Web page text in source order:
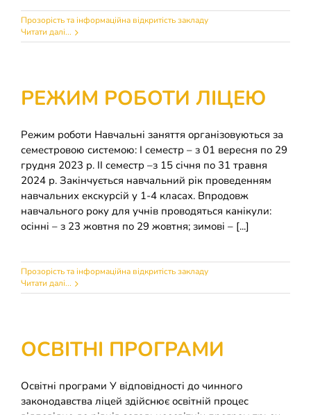
Прозорість та інформаційна відкритість закладу
Читати далі...
РЕЖИМ РОБОТИ ЛІЦЕЮ
Режим роботи Навчальні заняття організовуються за
семестровою системою: І семестр – з 01 вересня по 29
грудня 2023 р. ІІ семестр –з 15 січня по 31 травня
2024 р. Закінчується навчальний рік проведенням
навчальних екскурсій у 1-4 класах. Впродовж
навчального року для учнів проводяться канікули:
осінні – з 23 жовтня по 29 жовтня; зимові – [...]
Прозорість та інформаційна відкритість закладу
Читати далі...
ОСВІТНІ ПРОГРАМИ
Освітні програми У відповідності до чинного
законодавства ліцей здійснює освітній процес